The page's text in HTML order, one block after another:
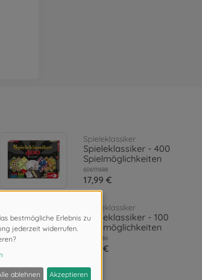
Spieleklassiker
Spieleklassiker - 400
Spielmöglichkeiten
606111688
17,99 €
Spieleklassiker
Spieleklassiker - 100
Spielmöglichkeiten
606111686
9,99 €